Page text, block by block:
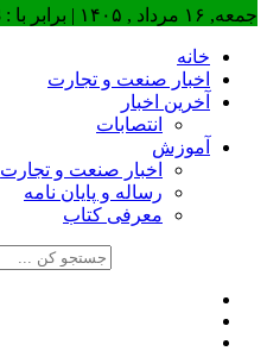
جمعه, ۱۶ مرداد , ۱۴۰۵ | برابر با : 23 صفر 1448
خانه
اخبار صنعت و تجارت
آخرین اخبار
انتصابات
آموزش
اخبار صنعت و تجارت
رساله و پایان نامه
معرفی کتاب